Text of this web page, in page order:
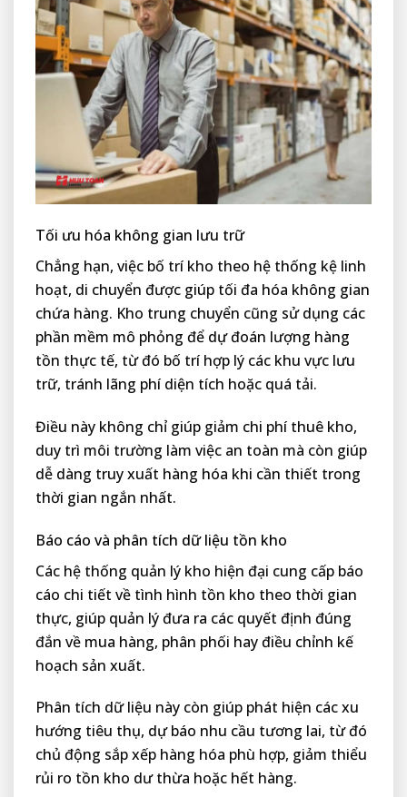
Tối ưu hóa không gian lưu trữ
Chẳng hạn, việc bố trí kho theo hệ thống kệ linh
hoạt, di chuyển được giúp tối đa hóa không gian
chứa hàng. Kho trung chuyển cũng sử dụng các
phần mềm mô phỏng để dự đoán lượng hàng
tồn thực tế, từ đó bố trí hợp lý các khu vực lưu
trữ, tránh lãng phí diện tích hoặc quá tải.
Điều này không chỉ giúp giảm chi phí thuê kho,
duy trì môi trường làm việc an toàn mà còn giúp
dễ dàng truy xuất hàng hóa khi cần thiết trong
thời gian ngắn nhất.
Báo cáo và phân tích dữ liệu tồn kho
Các hệ thống quản lý kho hiện đại cung cấp báo
cáo chi tiết về tình hình tồn kho theo thời gian
thực, giúp quản lý đưa ra các quyết định đúng
đắn về mua hàng, phân phối hay điều chỉnh kế
hoạch sản xuất.
Phân tích dữ liệu này còn giúp phát hiện các xu
hướng tiêu thụ, dự báo nhu cầu tương lai, từ đó
chủ động sắp xếp hàng hóa phù hợp, giảm thiểu
rủi ro tồn kho dư thừa hoặc hết hàng.